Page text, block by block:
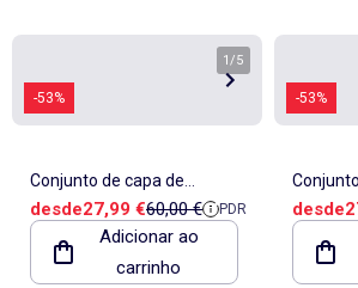
-53%
1 /5
Conjunto de capa de
edredão lisa 100% algodão,
com fronha(s) - Gamusi.
desdePreço de venda
27,99 €Preço de referência
60,00 € PDR
Adicionar ao
carrinho
-53%
xadrez
desde